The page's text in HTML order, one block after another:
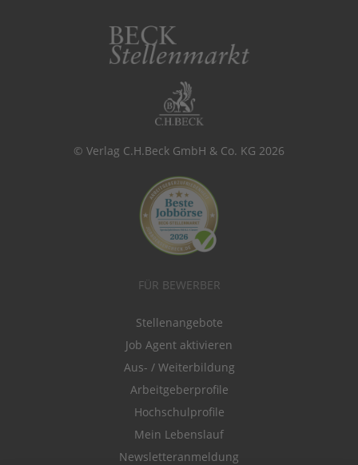
© Verlag C.H.Beck GmbH & Co. KG 2026
FÜR BEWERBER
Stellenangebote
Job Agent aktivieren
Aus- / Weiterbildung
Arbeitgeberprofile
Hochschulprofile
Mein Lebenslauf
Newsletteranmeldung